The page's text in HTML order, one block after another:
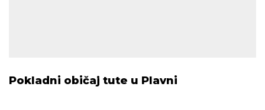
Pokladni običaj tute u Plavni